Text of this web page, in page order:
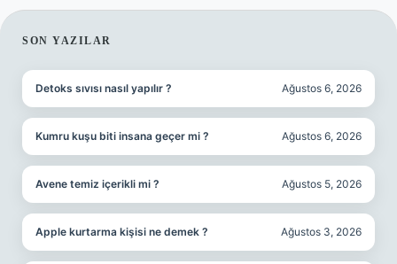
SIDEBAR
SON YAZILAR
Detoks sıvısı nasıl yapılır ? Ağustos 6, 2026
Kumru kuşu biti insana geçer mi ? Ağustos 6, 2026
Avene temiz içerikli mi ? Ağustos 5, 2026
Apple kurtarma kişisi ne demek ? Ağustos 3, 2026